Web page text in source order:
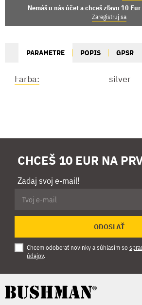
Nemáš u nás účet a chceš zľavu 10
Zaregistruj sa
PARAMETRE POPIS GPSR
Farba: silver
CHCEŠ 10 EUR NA
Zadaj svoj e-mail!
ODOSLAŤ
Chcem odoberať novinky a súhlasím so
údajov.